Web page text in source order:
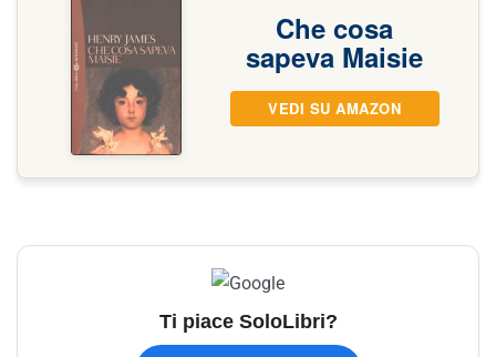
Che cosa
sapeva Maisie
VEDI SU AMAZON
Ti piace SoloLibri?